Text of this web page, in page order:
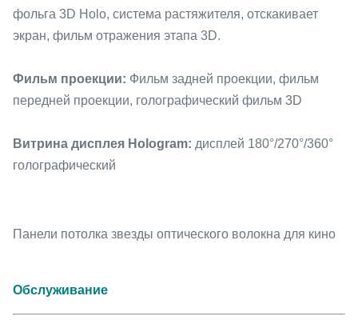
фольга 3D Holo, система растяжителя, отскакивает
экран, фильм отражения этапа 3D.
Фильм проекции: Фильм задней проекции, фильм
передней проекции, голографический фильм 3D
Витрина дисплея Hologram: дисплей 180°/270°/360°
голографический
Панели потолка звезды оптического волокна для кино
Обслуживание